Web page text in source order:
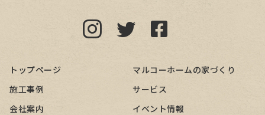
トップページ
マルコーホームの家づくり
施工事例
サービス
会社案内
イベント情報